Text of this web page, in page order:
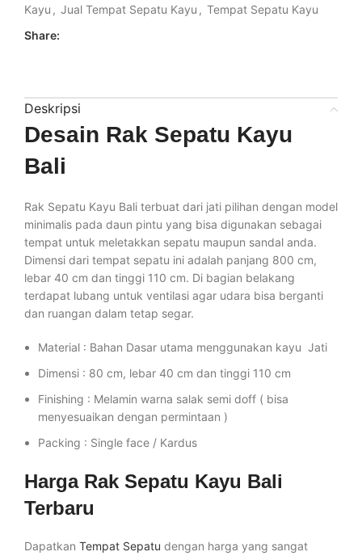
Kayu , Jual Tempat Sepatu Kayu , Tempat Sepatu Kayu
Share:
Deskripsi
Desain Rak Sepatu Kayu
Bali
Rak Sepatu Kayu Bali terbuat dari jati pilihan dengan model
minimalis pada daun pintu yang bisa digunakan sebagai
tempat untuk meletakkan sepatu maupun sandal anda.
Dimensi dari tempat sepatu ini adalah panjang 800 cm,
lebar 40 cm dan tinggi 110 cm. Di bagian belakang
terdapat lubang untuk ventilasi agar udara bisa berganti
dan ruangan dalam tetap segar.
Material : Bahan Dasar utama menggunakan kayu Jati
Dimensi : 80 cm, lebar 40 cm dan tinggi 110 cm
Finishing : Melamin warna salak semi doff ( bisa
menyesuaikan dengan permintaan )
Packing : Single face / Kardus
Harga Rak Sepatu Kayu Bali
Terbaru
Dapatkan Tempat Sepatu dengan harga yang sangat